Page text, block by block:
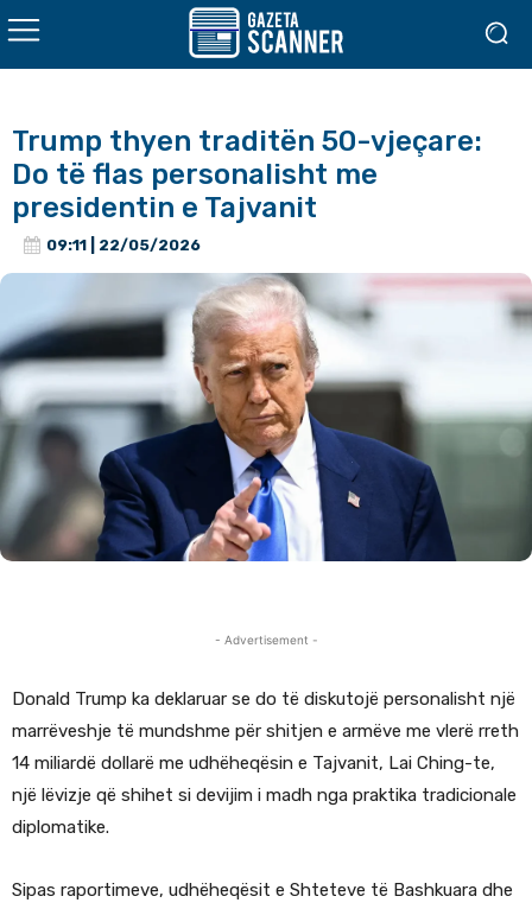
Trump thyen traditën 50-vjeçare:
Do të flas personalisht me
presidentin e Tajvanit
09:11 | 22/05/2026
- Advertisement -
Donald Trump ka deklaruar se do të diskutojë personalisht një
marrëveshje të mundshme për shitjen e armëve me vlerë rreth
14 miliardë dollarë me udhëheqësin e Tajvanit, Lai Ching-te,
një lëvizje që shihet si devijim i madh nga praktika tradicionale
diplomatike.
Sipas raportimeve, udhëheqësit e Shteteve të Bashkuara dhe